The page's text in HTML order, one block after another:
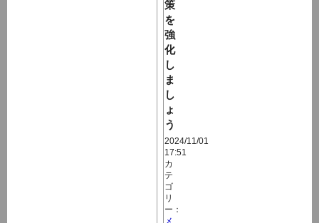
策
を
強
化
し
ま
し
ょ
う
2024/11/01
17:51
カ
テ
ゴ
リ
ー：
メ